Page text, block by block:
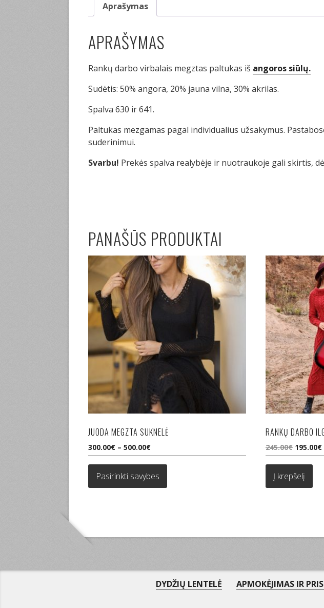
Aprašymas
APRAŠYMAS
Rankų darbo virbalais megztas paltukas iš angoros siūlų.
Sudėtis: 50% angora, 20% jauna vilna, 30% akrilas.
Spalva 630 ir 641.
Paltukas mezgamas pagal individualius užsakymus.
suderinimui.
Svarbu! Prekės spalva realybėje ir nuotraukoje gali skirtis,
PANAŠŪS PRODUKTAI
JUODA MEGZTA SUKNELĖ
300.00€ –500.00€
Pasirinkti savybes
may
on
the
RANKŲ DARBO
245.00€ Original
price
was:
245.00€.
195.00€
Į krepšelį
DYDŽIŲ LENTELĖ APMOKĖJIMAS IR